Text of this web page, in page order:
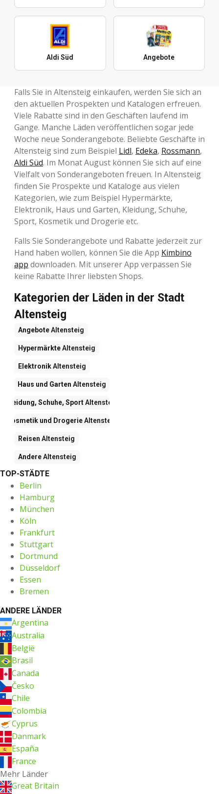
Aldi Süd Angebote
Falls Sie in Altensteig einkaufen, werden Sie sich an
den aktuellen Prospekten und Katalogen erfreuen.
Viele Rabatte sind in den Geschäften laufend im
Gange. Manche Läden veröffentlichen sogar jede
Woche neue Sonderangebote. Beliebte Geschäfte in
Altensteig sind zum Beispiel Lidl, Edeka, Rossmann,
Aldi Süd. Im Monat August können Sie sich auf eine
Vielfalt von Sonderangeboten freuen. In Altensteig
finden Sie Prospekte und Kataloge aus vielen
Kategorien, wie zum Beispiel Hypermärkte,
Elektronik, Haus und Garten, Kleidung, Schuhe,
Sport, Kosmetik und Drogerie etc.
Falls Sie Sonderangebote und Rabatte jederzeit zur
Hand haben wollen, können Sie die App Kimbino
app downloaden. Mit unserer App verpassen Sie
keine Rabatte Ihrer liebsten Shops.
Kategorien der Läden in der Stadt
Altensteig
AngeboteAltensteig
HypermärkteAltensteig
ElektronikAltensteig
Haus und Garten Altensteig
Kleidung, Schuhe, SportAltensteig
Kosmetik und DrogerieAltensteig
Reisen Altensteig
AndereAltensteig
TOP-STÄDTE
Berlin
Hamburg
München
Köln
Frankfurt
Stuttgart
Dortmund
Düsseldorf
Essen
Bremen
ANDERE LÄNDER
Argentina
Australia
België
Brasil
Canada
Česko
Chile
Colombia
Cyprus
Danmark
España
France
Mehr Länder
Great Britain